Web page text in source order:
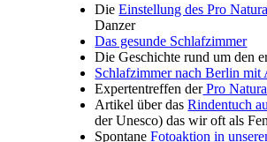
DieEinstellung des Pro
Danzer
Das gesunde Schlafzimmer
Die Geschichte rund um den
Schlafzimmer nach Berlin mit
Expertentreffen derPro
Artikel über dasRindentuch
der Unesco) das wir oft als
SpontaneFotoaktion in